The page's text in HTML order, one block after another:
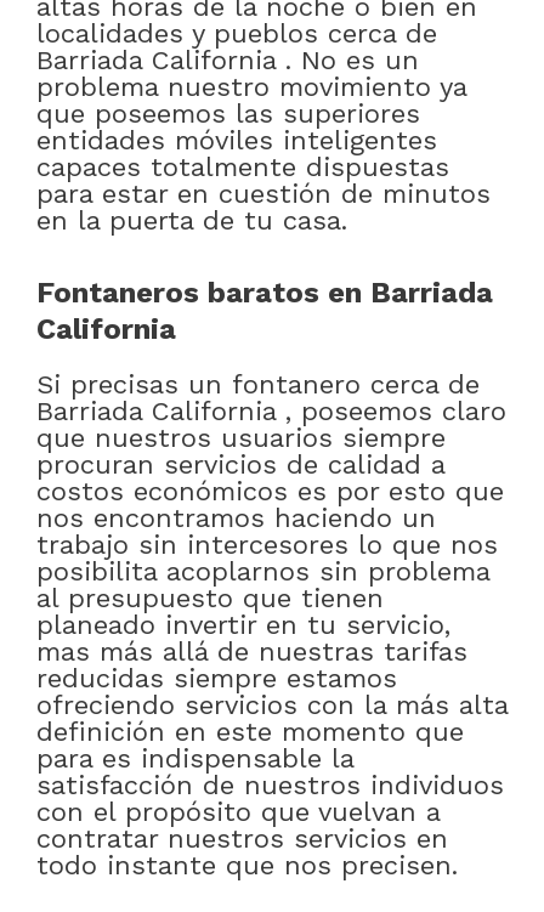
altas horas de la noche o bien en
localidades y pueblos cerca de
Barriada California . No es un
problema nuestro movimiento ya
que poseemos las superiores
entidades móviles inteligentes
capaces totalmente dispuestas
para estar en cuestión de minutos
en la puerta de tu casa.
Fontaneros baratos en Barriada
California
Si precisas un fontanero cerca de
Barriada California , poseemos claro
que nuestros usuarios siempre
procuran servicios de calidad a
costos económicos es por esto que
nos encontramos haciendo un
trabajo sin intercesores lo que nos
posibilita acoplarnos sin problema
al presupuesto que tienen
planeado invertir en tu servicio,
mas más allá de nuestras tarifas
reducidas siempre estamos
ofreciendo servicios con la más alta
definición en este momento que
para es indispensable la
satisfacción de nuestros individuos
con el propósito que vuelvan a
contratar nuestros servicios en
todo instante que nos precisen.